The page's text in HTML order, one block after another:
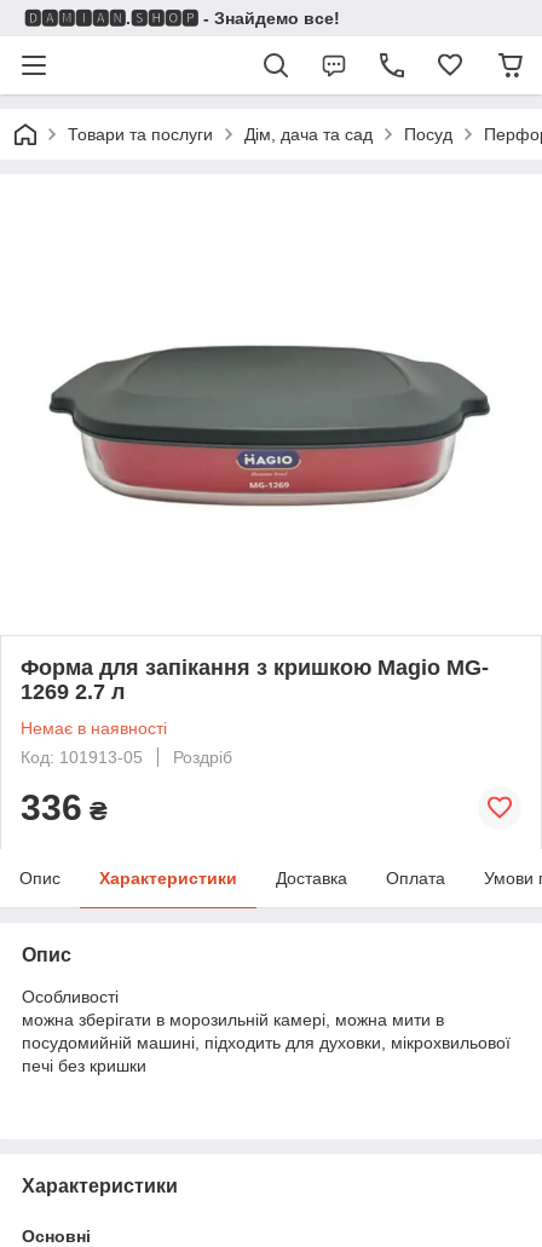
🅳🅰🅼🅸🅰🅽.🆂🅷🅾🅿 - Знайдемо все!
Товари та послуги Дім, дача та сад Посуд
Форма для запікання з кришкою Magio MG-
1269 2.7 л
Немає в наявності
Код: 101913-05
Роздріб
336 ₴
Опис Характеристики Доставка Оплата Умови
Опис
Особливості
можна зберігати в морозильній камері, можна мити в
посудомийній машині, підходить для духовки, мікрохвильової
печі без кришки
Характеристики
Основні